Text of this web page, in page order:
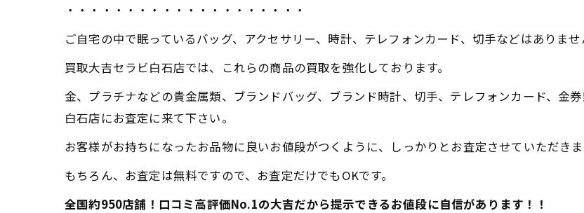
・・・・・・・・・・・・・・・・・・・・
ご自宅の中で眠っているバッグ、アクセサリー、時計、テレフォンカード、切手などはありませ
買取大吉セラビ白石店では、これらの商品の買取を強化しております。
金、プラチナなどの貴金属類、ブランドバッグ、ブランド時計、切手、テレフォンカード、金
白石店にお査定に来て下さい。
お客様がお持ちになったお品物に良いお値段がつくように、しっかりとお査定させていただきま
もちろん、お査定は無料ですので、お査定だけでもOKです。
全国約950店舗！口コミ高評価No.1の大吉だから提示できるお値段に自信があります！！